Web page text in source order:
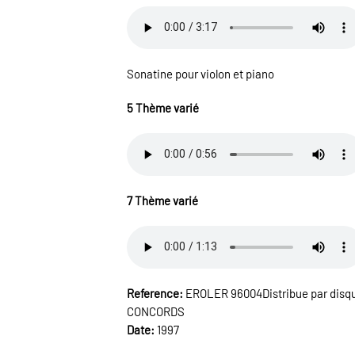
Sonatine pour violon et piano
5 Thème varié
7 Thème varié
Reference: EROLER 96004Distribue par
CONCORDS
Date: 1997